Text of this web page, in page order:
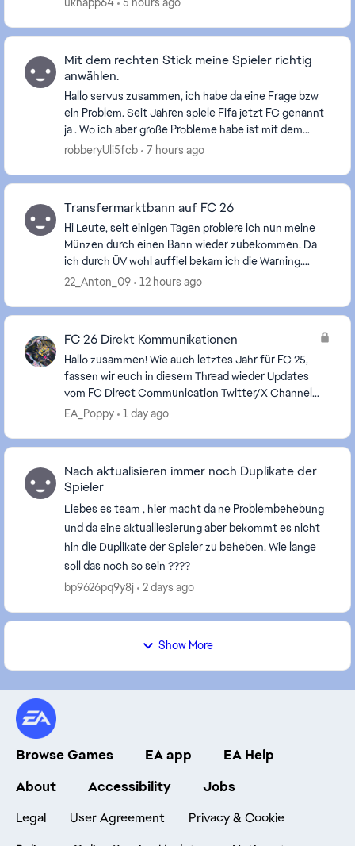
Mit dem rechten Stick meine Spieler richtig
anwählen.
Hallo servus zusammen, ich habe da eine Frage bzw
ein Problem. Seit Jahren spiele Fifa jetzt FC genannt
ja . Wo ich aber große Probleme habe ist mit dem
Spieler richtig anwählen FC 26 . Mache es ...
robberyUli5fcb 7 hours ago
Transfermarktbann auf FC 26
Hi Leute, seit einigen Tagen probiere ich nun meine
Münzen durch einen Bann wieder zubekommen. Da
ich durch ÜV wohl auffiel bekam ich die Warning.
Jetzt probiere ich seit Tagen die Sperre zu überprüf...
22_Anton_09 12 hours ago
FC 26 Direkt Kommunikationen
Hallo zusammen! Wie auch letztes Jahr für FC 25,
fassen wir euch in diesem Thread wieder Updates
vom FC Direct Communication Twitter/X Channel
auf Deutsch zusammen, da wir wissen, dass nicht
EA_Poppy 1 day ago
Nach aktualisieren immer noch Duplikate der
Spieler
Liebes es team , hier macht da ne Problembehebung
und da eine aktualliesierung aber bekommt es nicht
hin die Duplikate der Spieler zu beheben. Wie lange
soll das noch so sein ????
bp9626pq9y8j
2 days ago
Show More
Browse Games EA app
EA Help
About
Accessibility Jobs
Legal User Agreement
Privacy & Cookie